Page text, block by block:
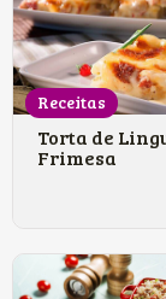
Receitas
Torta de
Frimesa